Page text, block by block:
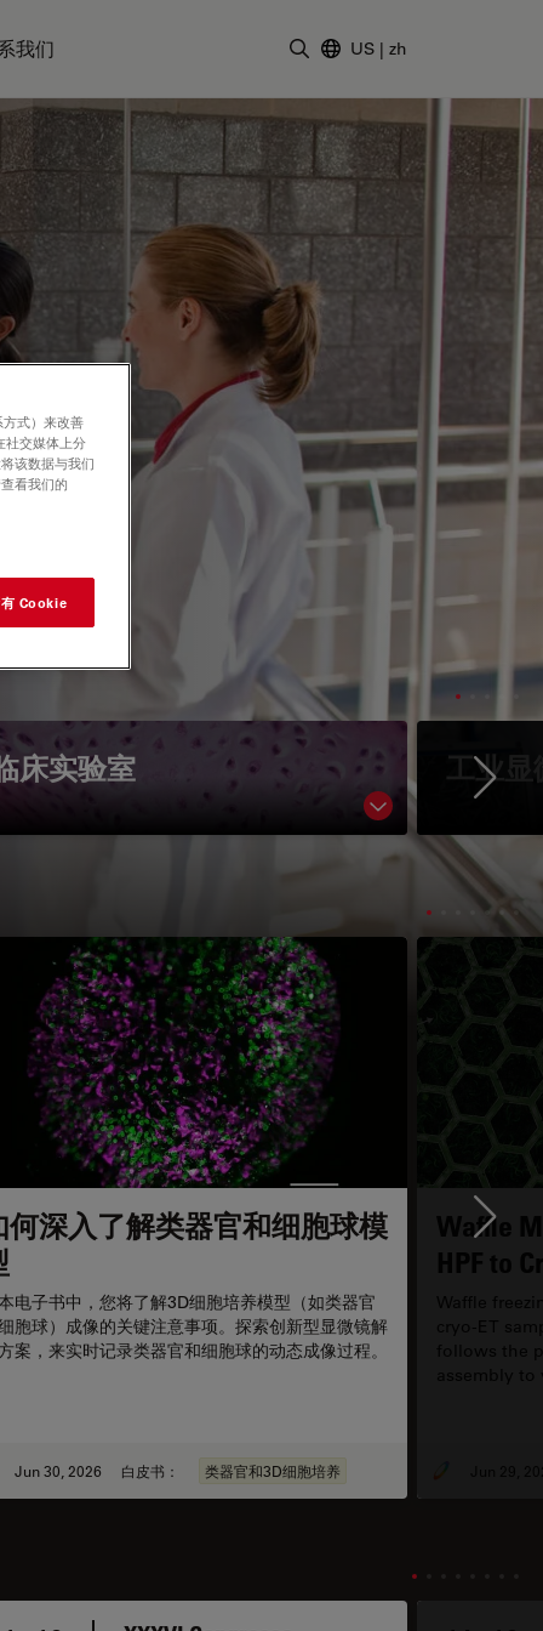
我们 US | zh
床实验室
Show
工业显
何深入了解类器官和细胞球模
电子书中，您将了解3D细胞培养模型（如类器官
胞球）成像的关键注意事项。探索创新型显微镜解
案，来实时记录类器官和细胞球的动态成像过程。
Jun 30, 2026 白皮书： 类器官和3D细胞培养
Waffle
式）来改善
社交媒体上分
该数据与我们
看我们的
Cookie